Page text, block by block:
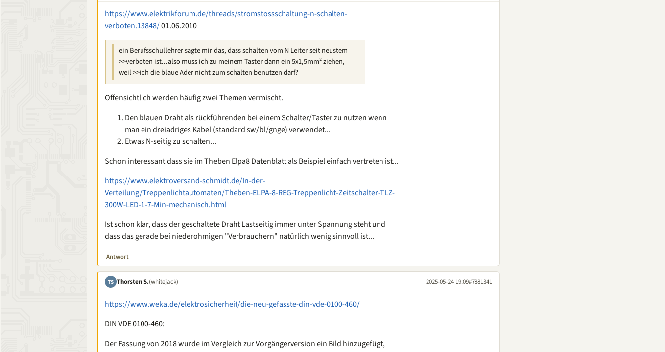
https://www.elektrikforum.de/threads/stromstossschaltung-n-schalten-
verboten.13848/01.06.2010
ein Berufsschullehrer sagte mir das, dass schalten vom N Leiter seit neustem
>>verboten ist...also muss ich zu meinem Taster dann ein 5x1,5mm² ziehen,
weil >>ich die blaue Ader nicht zum schalten benutzen darf?
Offensichtlich werden häufig zwei Themen vermischt.
Den blauen Draht als rückführenden bei einem Schalter/Taster zu nutzen wenn
man ein dreiadriges Kabel (standard sw/bl/gnge) verwendet...
Etwas N-seitig zu schalten...
Schon interessant dass sie im Theben Elpa8 Datenblatt als Beispiel einfach vertreten ist...
https://www.elektroversand-schmidt.de/In-der-
Verteilung/Treppenlichtautomaten/Theben-ELPA-8-REG-Treppenlicht-Zeitschalter-TLZ-
300W-LED-1-7-Min-mechanisch.html
Ist schon klar, dass der geschaltete Draht Lastseitig immer unter Spannung steht und
dass das gerade bei niederohmigen "Verbrauchern" natürlich wenig sinnvoll ist...
Antwort
TS Thorsten S.(whitejack) 2025-05-24 19:09#7881341
https://www.weka.de/elektrosicherheit/die-neu-gefasste-din-vde-0100-460/
DIN VDE 0100-460:
Der Fassung von 2018 wurde im Vergleich zur Vorgängerversion ein Bild hinzugefügt,